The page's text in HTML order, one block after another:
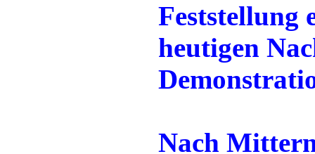
Feststellung
heutigen
Nach